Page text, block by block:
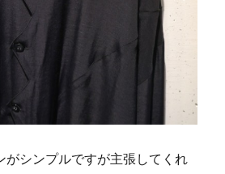
がシンプルですが主張してくれ